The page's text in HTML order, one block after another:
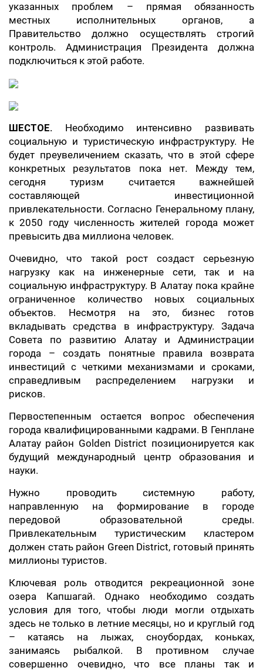
указанных проблем – прямая обязанность
местных исполнительных органов, а
Правительство должно осуществлять строгий
контроль. Администрация Президента должна
подключиться к этой работе.
ШЕСТОЕ. Необходимо интенсивно развивать
социальную и туристическую инфраструктуру. Не
будет преувеличением сказать, что в этой сфере
конкретных результатов пока нет. Между тем,
сегодня туризм считается важнейшей
составляющей инвестиционной
привлекательности. Согласно Генеральному плану,
к 2050 году численность жителей города может
превысить два миллиона человек.
Очевидно, что такой рост создаст серьезную
нагрузку как на инженерные сети, так и на
социальную инфраструктуру. В Алатау пока крайне
ограниченное количество новых социальных
объектов. Несмотря на это, бизнес готов
вкладывать средства в инфраструктуру. Задача
Совета по развитию Алатау и Администрации
города – создать понятные правила возврата
инвестиций с четкими механизмами и сроками,
справедливым распределением нагрузки и
рисков.
Первостепенным остается вопрос обеспечения
города квалифицированными кадрами. В Генплане
Алатау район Golden District позиционируется как
будущий международный центр образования и
науки.
Нужно проводить системную работу,
направленную на формирование в городе
передовой образовательной среды.
Привлекательным туристическим кластером
должен стать район Green District, готовый принять
миллионы туристов.
​Ключевая роль отводится рекреационной зоне
озера Капшагай. Однако необходимо создать
условия для того, чтобы люди могли отдыхать
здесь не только в летние месяцы, но и круглый год
– катаясь на лыжах, сноубордах, коньках,
занимаясь рыбалкой. В противном случае
совершенно очевидно, что все планы так и